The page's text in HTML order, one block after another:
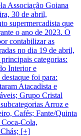
Associação Goiana
30 de abril,
supermercadista que
o ano de 2023. O
contabilizar as
no dia 19 de abril,
principais categorias:
Interior e
foi para:
Atacadista e
Grupo Cristal
Arroz e
Cafés; Fante/Quinta
Cola,
Chás; [+]